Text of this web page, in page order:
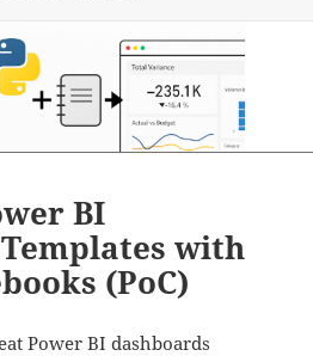
BI
with
(PoC)
Power BI dashboards